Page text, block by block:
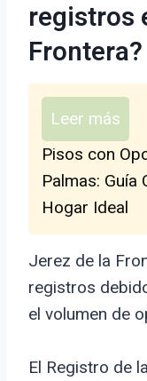
registros
Frontera?
Leer más
Pisos con
Palmas: Guía
Hogar Ideal
Jerez de la
registros
el volumen de
El Registro de